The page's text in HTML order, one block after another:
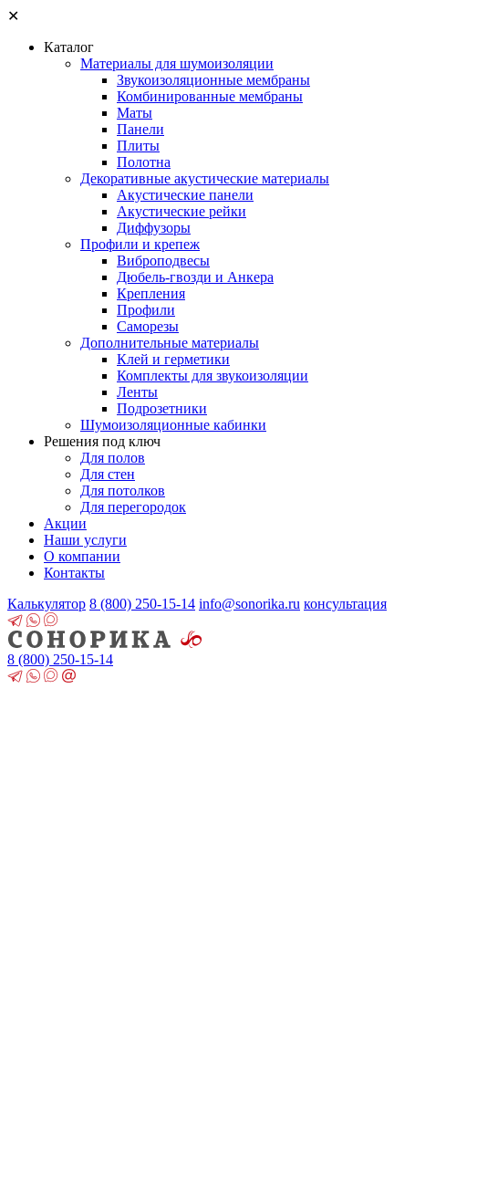
✕
Каталог
Материалы для шумоизоляции
Звукоизоляционные мембраны
Комбинированные мембраны
Маты
Панели
Плиты
Полотна
Декоративные акустические материалы
Акустические панели
Акустические рейки
Диффузоры
Профили и крепеж
Виброподвесы
Дюбель-гвозди и Анкера
Крепления
Профили
Саморезы
Дополнительные материалы
Клей и герметики
Комплекты для звукоизоляции
Ленты
Подрозетники
Шумоизоляционные кабинки
Решения под ключ
Для полов
Для стен
Для потолков
Для перегородок
Акции
Наши услуги
О компании
Контакты
Калькулятор 8 (800) 250-15-14 info@sonorika.ru консультация
8 (800) 250-15-14